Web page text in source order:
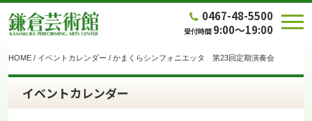
0467-48-5500
受付時間 9:00～19:00
HOME / イベントカレンダー / かまくらシンフォニエッタ 第23回定期演奏会
イベントカレンダー